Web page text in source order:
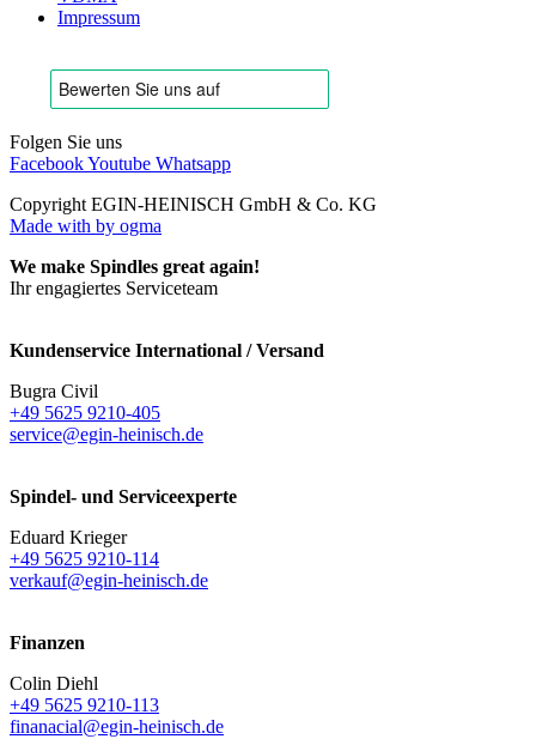
Impressum
Folgen Sie uns
FacebookYoutube Whatsapp
Copyright EGIN-HEINISCH GmbH & Co. KG
Made with by ogma
We make Spindles great again!
Ihr engagiertes Serviceteam
Kundenservice International / Versand
Bugra Civil
+49 5625 9210-405
service@egin-heinisch.de
Spindel- und Serviceexperte
Eduard Krieger
+49 5625 9210-114
verkauf@egin-heinisch.de
Finanzen
Colin Diehl
+49 5625 9210-113
finanacial@egin-heinisch.de